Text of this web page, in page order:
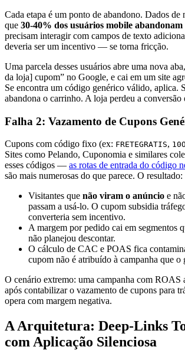
Cada etapa é um ponto de abandono. Dados de
que 30-40% dos usuários mobile
precisam interagir com campos de texto
deveria ser um incentivo — se torna fricção.
Uma parcela desses usuários abre uma nova
da loja] cupom” no Google, e cai em um site
Se encontra um código genérico válido, aplica.
abandona o carrinho. A loja perdeu a conversão
Falha 2: Vazamento de Cupons
Cupons com código fixo (ex: FRETEGRATIS,
Sites como Pelando, Cuponomia e similares
esses códigos — as rotas de entrada do código
são mais numerosas do que parece. O resultado:
Visitantes que não viram o anúncio e
passam a usá-lo. O cupom subsidia
converteria sem incentivo.
A margem por pedido cai em segmentos
não planejou descontar.
O cálculo de CAC e POAS fica
cupom não é atribuído à campanha que o
O cenário extremo: uma campanha com ROAS
após contabilizar o vazamento de cupons para
opera com margem negativa.
A Arquitetura: Deep-Links
com Aplicação Silenciosa